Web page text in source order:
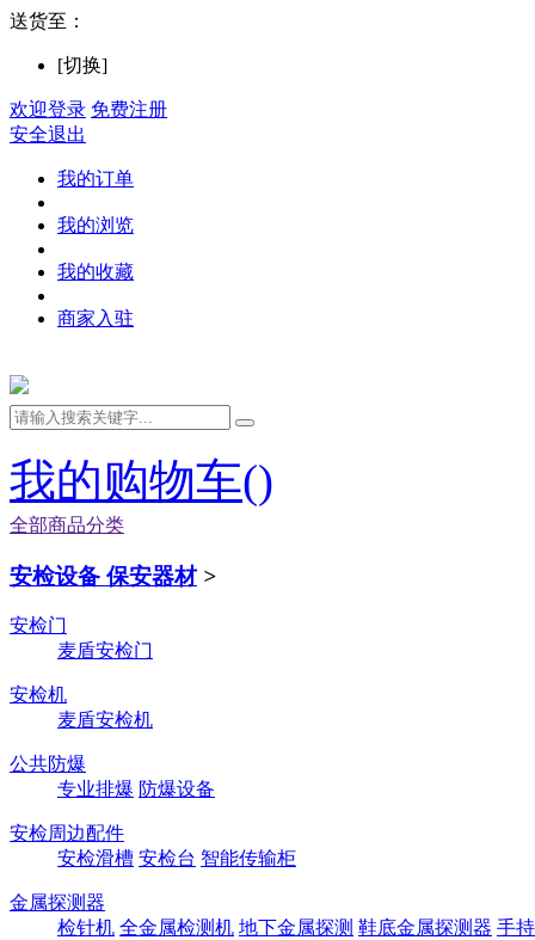
送货至：
[切换]
欢迎登录 免费注册
安全退出
我的订单
我的浏览
我的收藏
商家入驻
我的购物车()
全部商品分类
安检设备 保安器材 >
安检门
麦盾安检门
安检机
麦盾安检机
公共防爆
专业排爆 防爆设备
安检周边配件
安检滑槽 安检台 智能传输柜
金属探测器
检针机 全金属检测机 地下金属探测 鞋底金属探测器 手